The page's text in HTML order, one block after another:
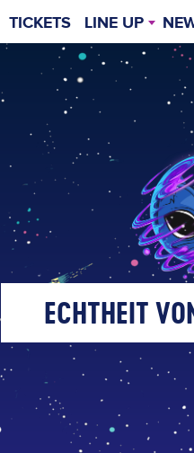
TICKETS LINE UP
TIMETABLE
ECHTHEIT